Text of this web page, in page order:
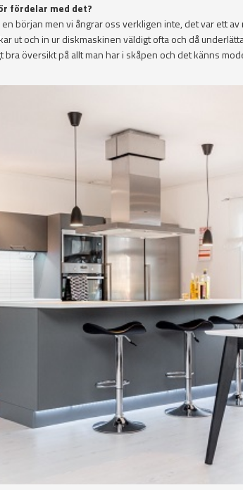
fördelar med det?
början men vi ångrar oss verkligen inte, det var ett av
ut och in ur diskmaskinen väldigt ofta och då
bra översikt på allt man har i skåpen och det känns